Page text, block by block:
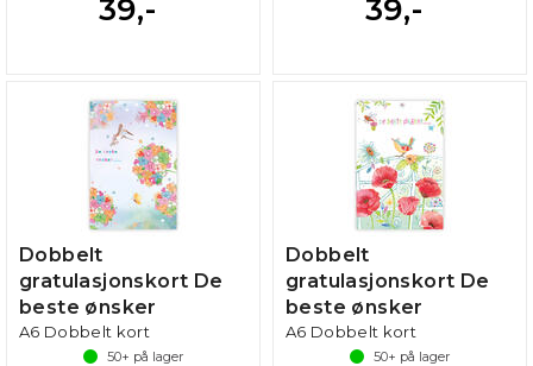
39,- 39,-
Dobbelt
gratulasjonskort De
beste ønsker
A6 Dobbelt kort
50+ på lager
Dobbelt
gratulasjonskort De
beste ønsker
A6 Dobbelt kort
50+ på lager